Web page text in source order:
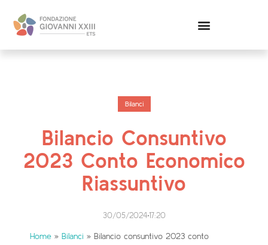
Bilanci
Bilancio Consuntivo
2023 Conto Economico
Riassuntivo
30/05/202417:20
Home » Bilanci » Bilancio consuntivo 2023 conto